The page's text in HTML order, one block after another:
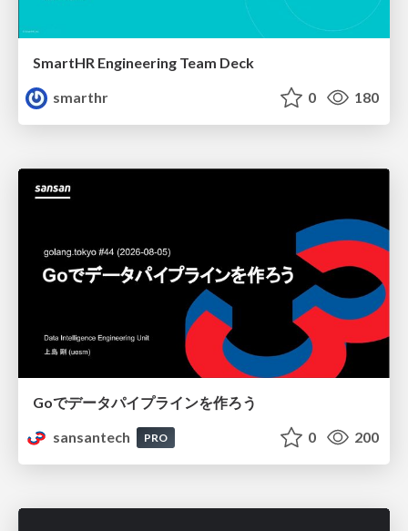
SmartHR Engineering Team Deck
smarthr
0 180
Goでデータパイプラインを作ろう
sansantech
PRO 0 200